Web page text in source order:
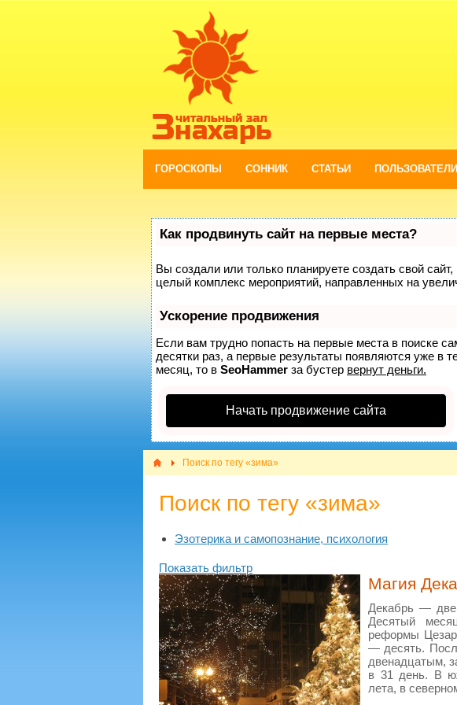
ГОРОСКОПЫ СОННИК СТАТЬИ ПОЛЬЗОВАТЕЛИ
Как продвинуть сайт на первые места?
Вы создали или только планируете создать свой
целый комплекс мероприятий, направленных на
Ускорение продвижения
Если вам трудно попасть на первые места в поиске
десятки раз, а первые результаты появляются уже в
месяц, то в SeoHammer за бустер вернут деньги.
Начать продвижение сайта
Поиск по тегу «зима»
Поиск по тегу «зима»
Эзотерика и самопознание, психология
Показать фильтр
​Магия
Декабрь —
Десятый
реформы
— десять.
двенадцатым,
в 31 день. В
лета, в